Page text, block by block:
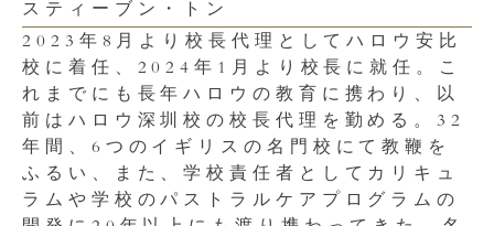
スティーブン・トン
2023年8月より校長代理としてハロウ安比
校に着任、2024年1月より校長に就任。こ
れまでにも長年ハロウの教育に携わり、以
前はハロウ深圳校の校長代理を勤める。32
年間、6つのイギリスの名門校にて教鞭を
ふるい、また、学校責任者としてカリキュ
ラムや学校のパストラルケアプログラムの